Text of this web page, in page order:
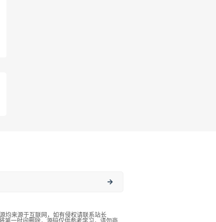
均来源于互联网，如有侵权请联系站长